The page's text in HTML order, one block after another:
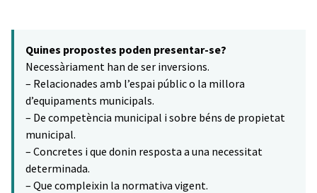
−
Quines propostes poden presentar-se?
Necessàriament han de ser inversions.
– Relacionades amb l’espai públic o la millora
d’equipaments municipals.
– De competència municipal i sobre béns de propietat
municipal.
– Concretes i que donin resposta a una necessitat
determinada.
– Que compleixin la normativa vigent.